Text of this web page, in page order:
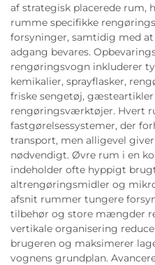
af strategisk placerede rum,
rumme specifikke
forsyninger, samtidig med
adgang bevares.
rengøringsvogn inkluderer
kemikalier, sprayflasker,
friske sengetøj, gæsteartikler
rengøringsværktøjer. Hvert
fastgørelsessystemer, der
transport, men alligevel
nødvendigt. Øvre rum i en
indeholder ofte hyppigt
altrengøringsmidler og
afsnit rummer tungere
tilbehør og store mængder
vertikale organisering
brugeren og maksimerer
vognens grundplan.